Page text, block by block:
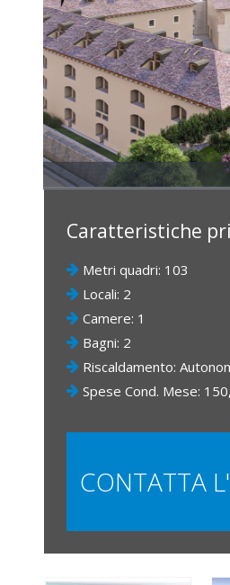
Caratteristiche
Metri quadri: 103
Locali: 2
Camere: 1
Bagni: 2
Riscaldamento:
Spese Cond. Mese:
CONTATTA